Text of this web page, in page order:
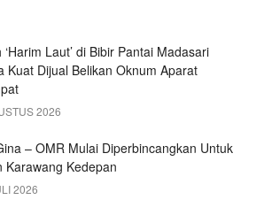
‘Harim Laut’ di Bibir Pantai Madasari
Kuat Dijual Belikan Oknum Aparat
2026
– OMR Mulai Diperbincangkan Untuk
Karawang Kedepan
2026